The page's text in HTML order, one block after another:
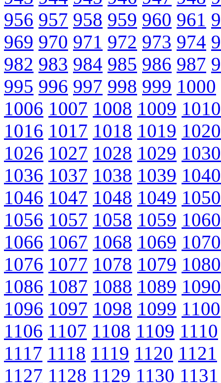
956 957 958 959 960 961
969 970 971 972 973 974
982 983 984 985 986 987
995 996 997 998 999 1000
1006 1007 1008 1009 1010
1016 1017 1018 1019 1020
1026 1027 1028 1029 1030
1036 1037 1038 1039 1040
1046 1047 1048 1049 1050
1056 1057 1058 1059 1060
1066 1067 1068 1069 1070
1076 1077 1078 1079 1080
1086 1087 1088 1089 1090
1096 1097 1098 1099 1100
1106 1107 1108 1109 1110
1117 1118 1119 1120 1121
1127 1128 1129 1130 1131